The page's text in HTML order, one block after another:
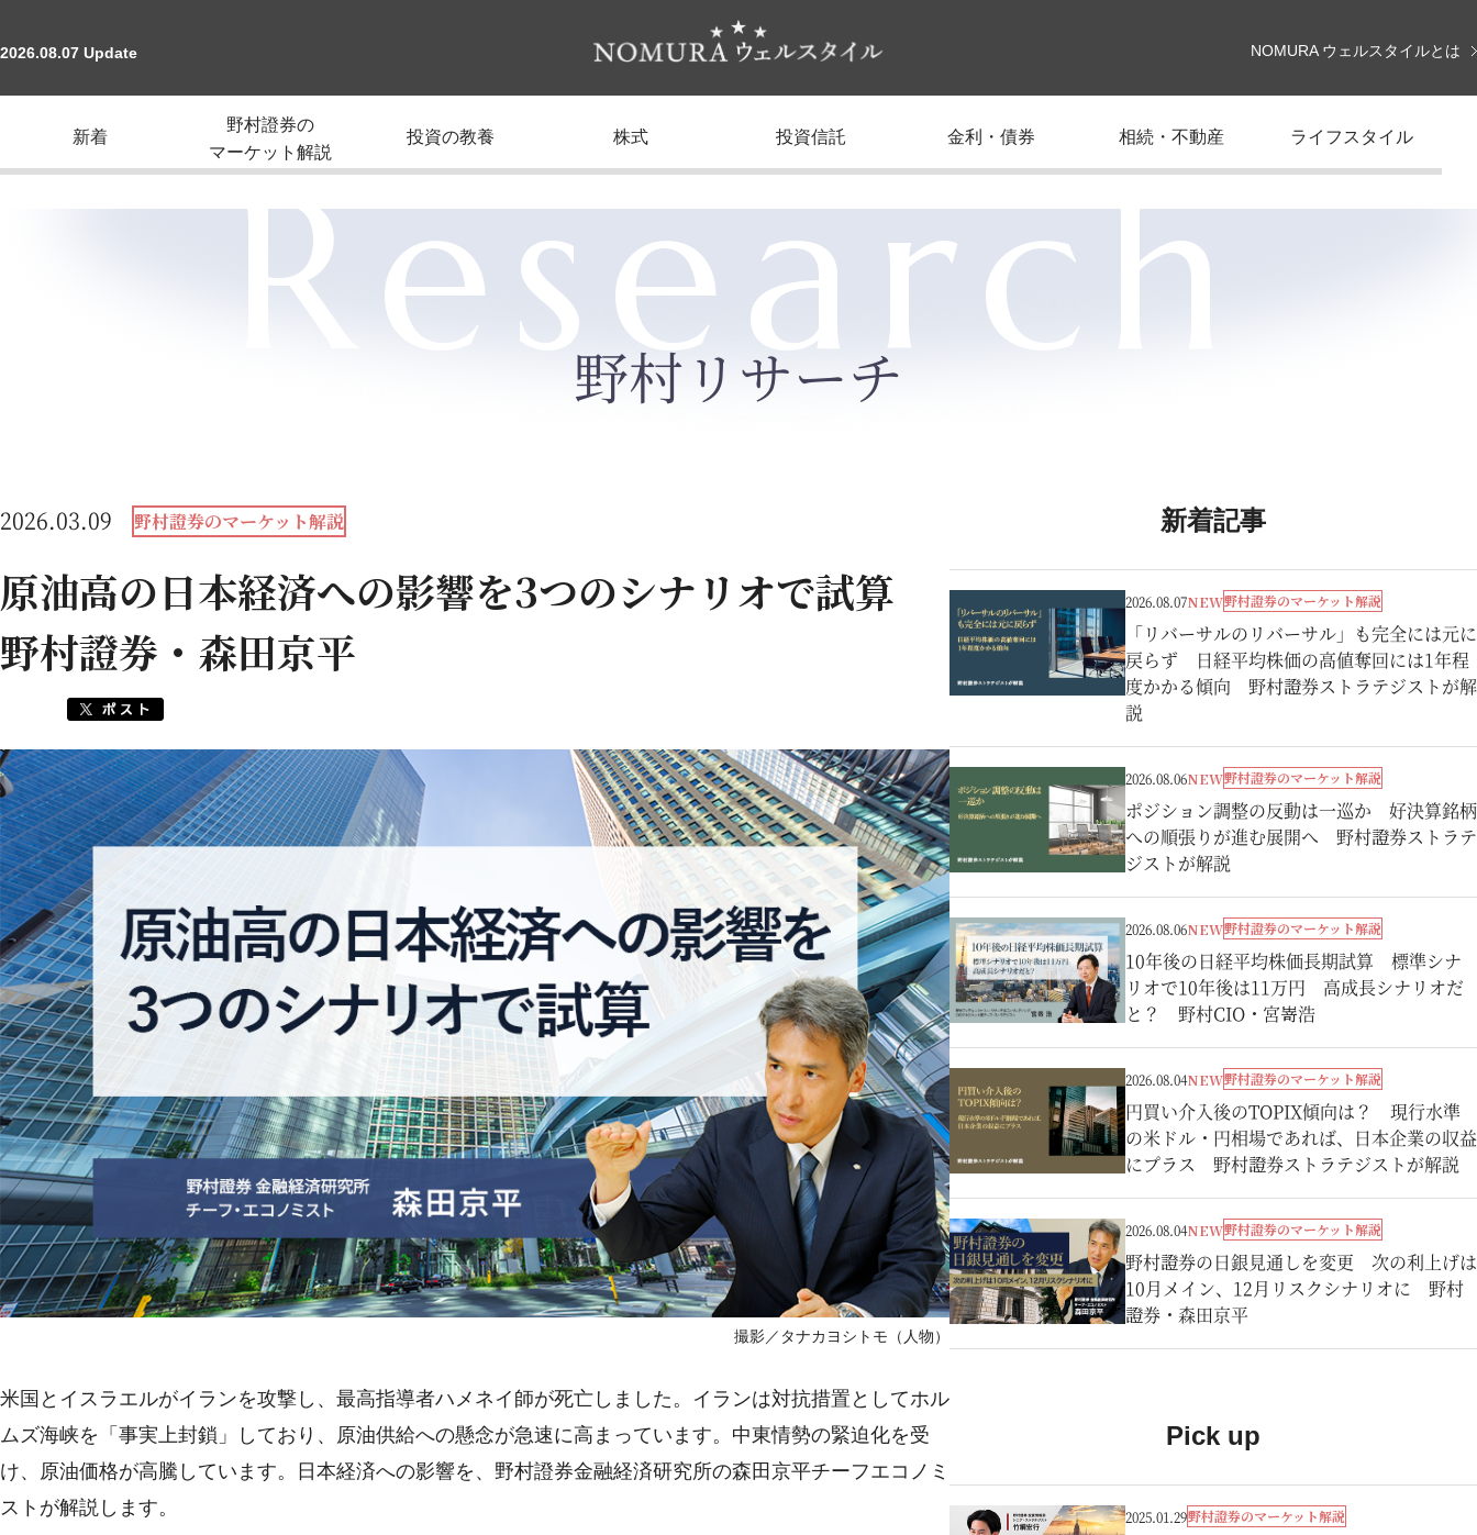
2026.08.07 Update NOMURA ウェルスタイルとは
新着
野村證券の
マーケット解説
投資の教養 株式 投資信託 金利・債券 相続・不動産 ライフスタイル
Research
野村リサーチ
2026.03.09 野村證券のマーケット解説
原油高の日本経済への影響を3つのシナリオで試算
野村證券・森田京平
撮影／タナカヨシトモ（人物）
米国とイスラエルがイランを攻撃し、最高指導者ハメネイ師が死亡しました。イランは対抗措置としてホル
ムズ海峡を「事実上封鎖」しており、原油供給への懸念が急速に高まっています。中東情勢の緊迫化を受
け、原油価格が高騰しています。日本経済への影響を、野村證券金融経済研究所の森田京平チーフエコノミ
ストが解説します。
新着記事
2026.08.07NEW野村證券のマーケット解説
「リバーサルのリバーサル」も完全には元に
戻らず 日経平均株価の高値奪回には1年程
度かかる傾向 野村證券ストラテジストが解
説
2026.08.06NEW野村證券のマーケット解説
ポジション調整の反動は一巡か 好決算銘柄
への順張りが進む展開へ 野村證券ストラテ
ジストが解説
2026.08.06NEW野村證券のマーケット解説
10年後の日経平均株価長期試算 標準シナ
リオで10年後は11万円 高成長シナリオだ
と？ 野村CIO・宮嵜浩
2026.08.04NEW野村證券のマーケット解説
円買い介入後のTOPIX傾向は？ 現行水準
の米ドル・円相場であれば、日本企業の収益
にプラス 野村證券ストラテジストが解説
2026.08.04NEW野村證券のマーケット解説
野村證券の日銀見通しを変更 次の利上げは
10月メイン、12月リスクシナリオに 野村
證券・森田京平
Pick up
2025.01.29野村證券のマーケット解説